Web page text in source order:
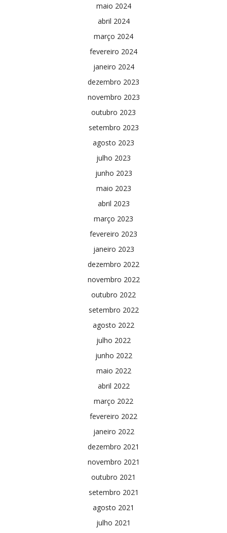
maio 2024
abril 2024
março 2024
fevereiro 2024
janeiro 2024
dezembro 2023
novembro 2023
outubro 2023
setembro 2023
agosto 2023
julho 2023
junho 2023
maio 2023
abril 2023
março 2023
fevereiro 2023
janeiro 2023
dezembro 2022
novembro 2022
outubro 2022
setembro 2022
agosto 2022
julho 2022
junho 2022
maio 2022
abril 2022
março 2022
fevereiro 2022
janeiro 2022
dezembro 2021
novembro 2021
outubro 2021
setembro 2021
agosto 2021
julho 2021